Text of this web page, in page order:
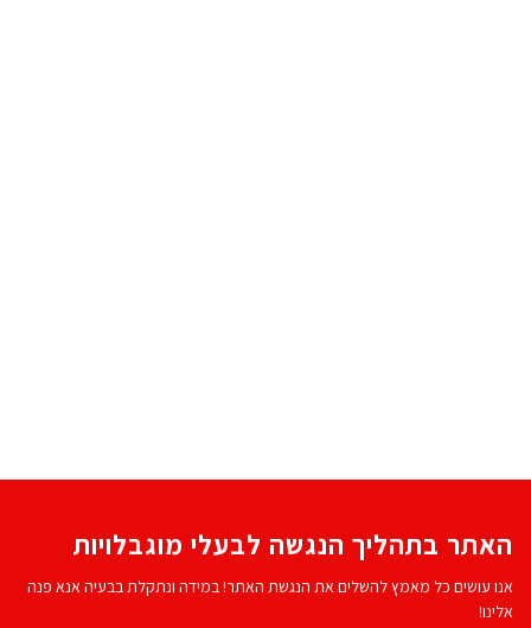
האתר בתהליך הנגשה לבעלי מוגבלויות
אנו עושים כל מאמץ להשלים את הנגשת האתר! במידה ונתקלת בבעיה אנא פנה
אלינו!